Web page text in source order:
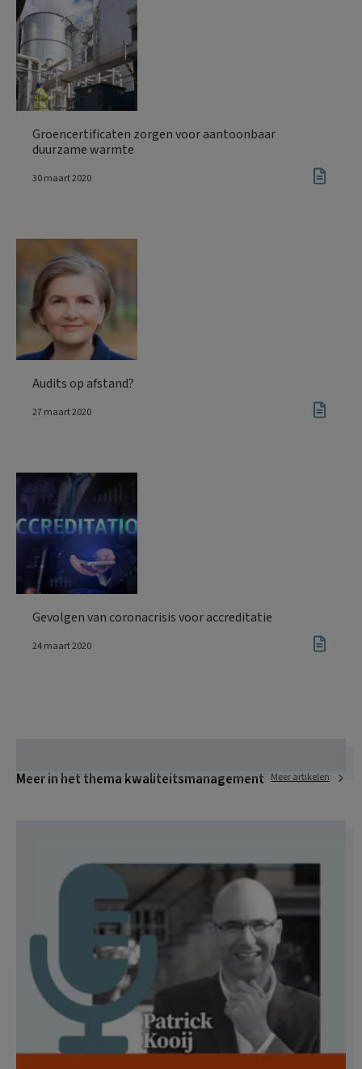
Groencertificaten zorgen voor aantoonbaar
duurzame warmte
30 maart 2020
Audits op afstand?
27 maart 2020
Gevolgen van coronacrisis voor accreditatie
24 maart 2020
Meer in het thema kwaliteitsmanagement Meer artikelen